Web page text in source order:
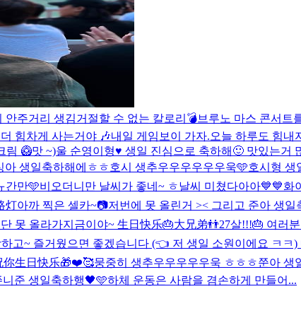
안주거리 생김거절할 수 없는 칼로리💣브루노 마스 콘서트
힘차게 사는거야 🎶내일 게임보이 가자.오늘 하루도 힘
림 🥝맛 ~)울 순영이형♥️ 생일 진심으로 축하해🙂 맛있는거
아 생일축하해에ㅎㅎ호시 생추우우우우우우욱🩵호시형
간만🩵비오더니만 날씨가 좋네~ ㅎ날씨 미쳤다아아💙💙화
灯아까 찍은 셀카~📷저번에 못 올린거 >< 그리고 준아 생
못 올라가지금이야~ 生日快乐🎂大兄弟👬27살!!!🎂 여러
고~ 즐거웠으면 좋겠습니다 (👈 저 생일 소원이에요 ㅋㅋ
你生日快乐🎁❤️🥰뭉중히 생추우우우우우욱 ㅎㅎㅎ쭌아 생
니준 생일축하행🖤🩵하체 운동은 사람을 겸손하게 만들어...